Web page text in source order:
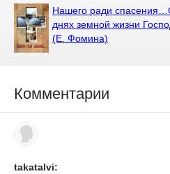
Нашего ради
днях земной жизни
(Е. Фомина)
Комментарии
takatalvi: